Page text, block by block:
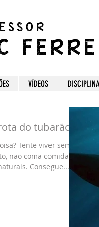
VÍDEOS
do tubarão!
Tente viver sem
não coma comida e
Consegue...